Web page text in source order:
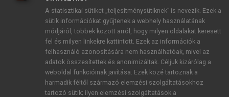
AWARENESS AND
INTERCULTURAL
COMMUNICATIVE
COMPETENCE IN ENGLISH
CLASSES
A statisztikai sütiket „teljesítménysütiknek” is nevezik. Ezek a
sütik információkat gyűjtenek a webhely használatának
módjáról, többek között arról, hogy milyen oldalakat keresett
fel és milyen linkekre kattintott. Ezek az információk a
felhasználó azonosítására nem használhatóak, mivel az
adatok összesítettek és anonimizáltak. Céljuk kizárólag a
weboldal funkcióinak javítása. Ezek közé tartoznak a
harmadik féltől származó elemzési szolgáltatásokhoz
tartozó sütik; ilyen elemzési szolgáltatások a